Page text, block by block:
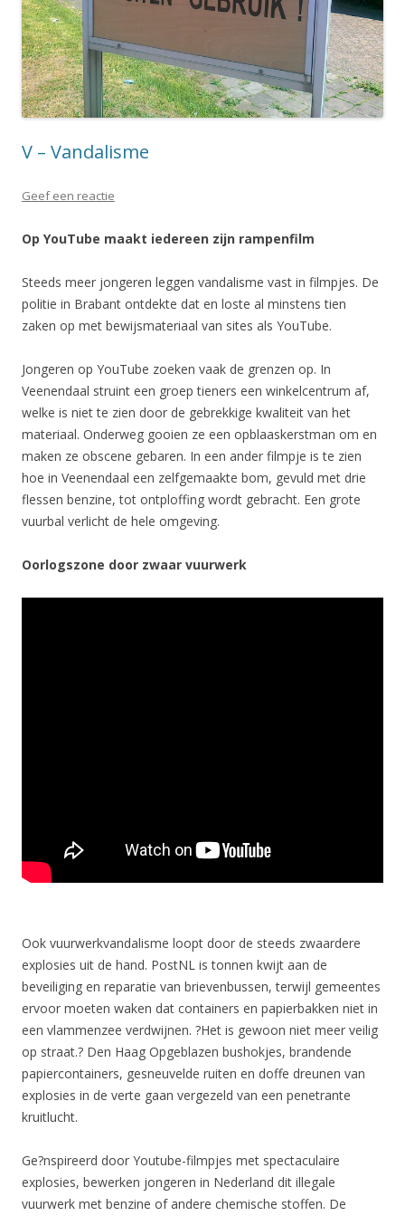
V – Vandalisme
Geef een reactie
Op YouTube maakt iedereen zijn rampenfilm
Steeds meer jongeren leggen vandalisme vast in filmpjes. De
politie in Brabant ontdekte dat en loste al minstens tien
zaken op met bewijsmateriaal van sites als YouTube.
Jongeren op YouTube zoeken vaak de grenzen op. In
Veenendaal struint een groep tieners een winkelcentrum af,
welke is niet te zien door de gebrekkige kwaliteit van het
materiaal. Onderweg gooien ze een opblaaskerstman om en
maken ze obscene gebaren. In een ander filmpje is te zien
hoe in Veenendaal een zelfgemaakte bom, gevuld met drie
flessen benzine, tot ontploffing wordt gebracht. Een grote
vuurbal verlicht de hele omgeving.
Oorlogszone door zwaar vuurwerk
Ook vuurwerkvandalisme loopt door de steeds zwaardere
explosies uit de hand. PostNL is tonnen kwijt aan de
beveiliging en reparatie van brievenbussen, terwijl gemeentes
ervoor moeten waken dat containers en papierbakken niet in
een vlammenzee verdwijnen. ?Het is gewoon niet meer veilig
op straat.? Den Haag Opgeblazen bushokjes, brandende
papiercontainers, gesneuvelde ruiten en doffe dreunen van
explosies in de verte gaan vergezeld van een penetrante
kruitlucht.
Ge?nspireerd door Youtube-filmpjes met spectaculaire
explosies, bewerken jongeren in Nederland dit illegale
vuurwerk met benzine of andere chemische stoffen. De